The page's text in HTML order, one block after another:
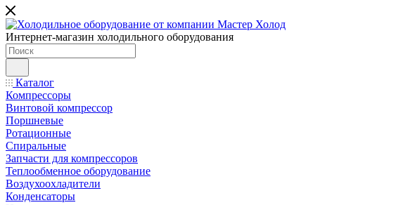
Интернет-магазин холодильного оборудования
Каталог
Компрессоры
Винтовой компрессор
Поршневые
Ротационные
Спиральные
Запчасти для компрессоров
Теплообменное оборудование
Воздухоохладители
Конденсаторы